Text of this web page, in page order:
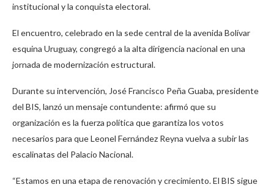
institucional y la conquista electoral.
El encuentro, celebrado en la sede central de la avenida Bolívar
esquina Uruguay, congregó a la alta dirigencia nacional en una
jornada de modernización estructural.
Durante su intervención, José Francisco Peña Guaba, presidente
del BIS, lanzó un mensaje contundente: afirmó que su
organización es la fuerza política que garantiza los votos
necesarios para que Leonel Fernández Reyna vuelva a subir las
escalinatas del Palacio Nacional.
“Estamos en una etapa de renovación y crecimiento. El BIS sigue